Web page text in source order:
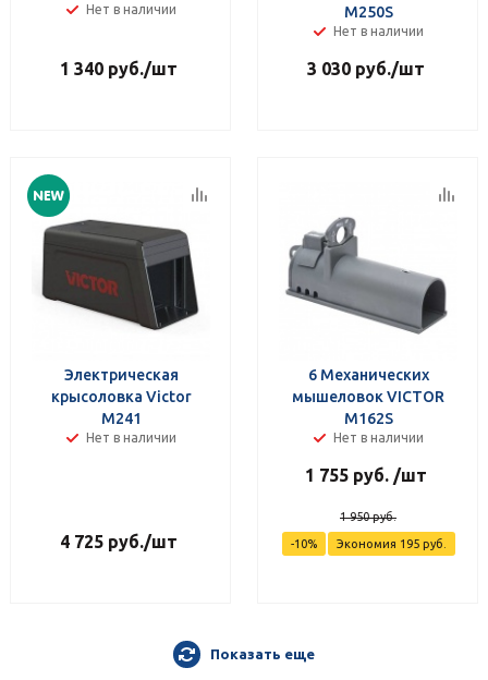
Нет в наличии
1 340 руб./шт
M250S
Нет в наличии
3 030 руб./шт
Электрическая
крысоловка Victor
M241
Нет в наличии
4 725 руб./шт
6 Механических
мышеловок VICTOR
M162S
Нет в наличии
1 755 руб. /шт
1 950руб.
-10% Экономия 195руб.
Показать еще